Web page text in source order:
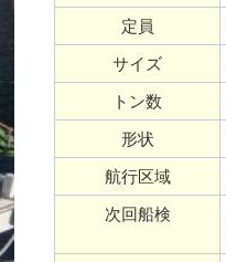
定員
サイズ
トン数
形状
航行区域
次回船検